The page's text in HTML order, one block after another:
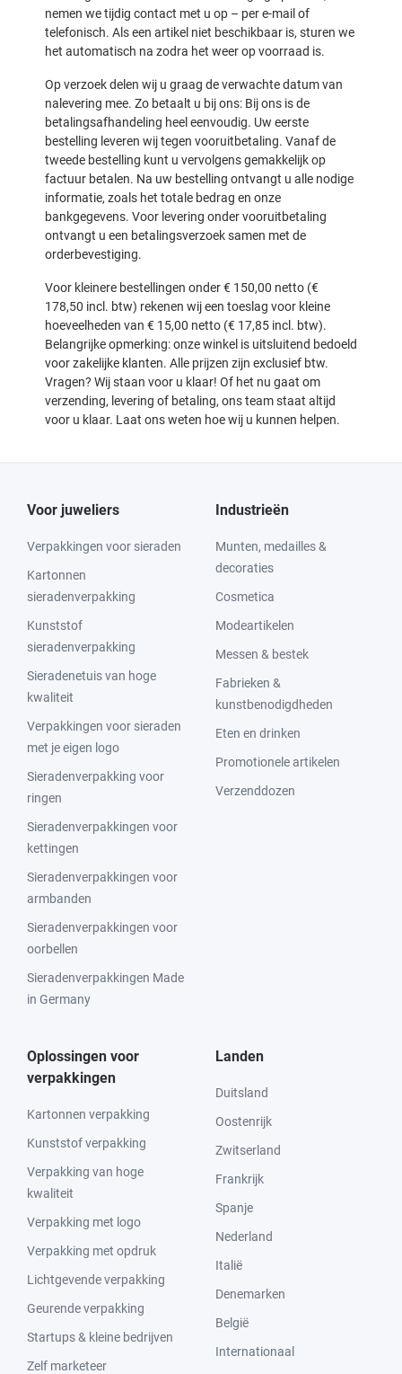
nemen we tijdig contact met u op – per e-mail of
telefonisch. Als een artikel niet beschikbaar is, sturen we
het automatisch na zodra het weer op voorraad is.
Op verzoek delen wij u graag de verwachte datum van
nalevering mee. Zo betaalt u bij ons: Bij ons is de
betalingsafhandeling heel eenvoudig. Uw eerste
bestelling leveren wij tegen vooruitbetaling. Vanaf de
tweede bestelling kunt u vervolgens gemakkelijk op
factuur betalen. Na uw bestelling ontvangt u alle nodige
informatie, zoals het totale bedrag en onze
bankgegevens. Voor levering onder vooruitbetaling
ontvangt u een betalingsverzoek samen met de
orderbevestiging.
Voor kleinere bestellingen onder € 150,00 netto (€
178,50 incl. btw) rekenen wij een toeslag voor kleine
hoeveelheden van € 15,00 netto (€ 17,85 incl. btw).
Belangrijke opmerking: onze winkel is uitsluitend bedoeld
voor zakelijke klanten. Alle prijzen zijn exclusief btw.
Vragen? Wij staan voor u klaar! Of het nu gaat om
verzending, levering of betaling, ons team staat altijd
voor u klaar. Laat ons weten hoe wij u kunnen helpen.
Voor juweliers
Verpakkingen voor sieraden
Kartonnen
sieradenverpakking
Kunststof
sieradenverpakking
Sieradenetuis van hoge
kwaliteit
Verpakkingen voor sieraden
met je eigen logo
Sieradenverpakking voor
ringen
Sieradenverpakkingen voor
kettingen
Sieradenverpakkingen voor
armbanden
Sieradenverpakkingen voor
oorbellen
Sieradenverpakkingen Made
in Germany
Industrieën
Munten, medailles &
decoraties
Cosmetica
Modeartikelen
Messen & bestek
Fabrieken &
kunstbenodigdheden
Eten en drinken
Promotionele artikelen
Verzenddozen
Oplossingen voor
verpakkingen
Kartonnen verpakking
Kunststof verpakking
Verpakking van hoge
kwaliteit
Verpakking met logo
Verpakking met opdruk
Lichtgevende verpakking
Geurende verpakking
Startups & kleine bedrijven
Zelf marketeer
Landen
Duitsland
Oostenrijk
Zwitserland
Frankrijk
Spanje
Nederland
Italië
Denemarken
België
Internationaal